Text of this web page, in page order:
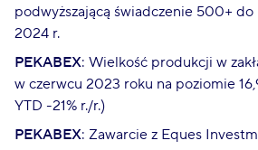
podwyższającą świadczenie 500+
2024 r.
PEKABEX: Wielkość produkcji w
w czerwcu 2023 roku na poziomie
YTD -21% r./r.)
PEKABEX: Zawarcie z Eques